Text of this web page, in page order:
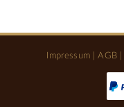
Impressum|AGB|